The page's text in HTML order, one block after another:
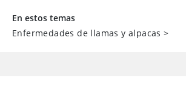
En estos temas
Enfermedades de llamas y alpacas >